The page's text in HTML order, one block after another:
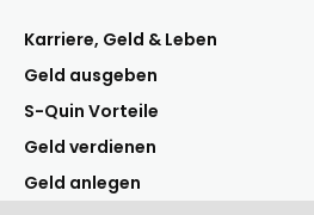
Karriere, Geld & Leben
Geld ausgeben
S-Quin Vorteile
Geld verdienen
Geld anlegen